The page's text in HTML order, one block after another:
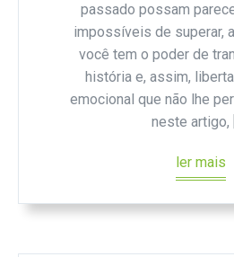
passado possam
impossíveis de superar,
você tem o poder de
história e, assim,
emocional que não lhe
neste artigo,
ler mais